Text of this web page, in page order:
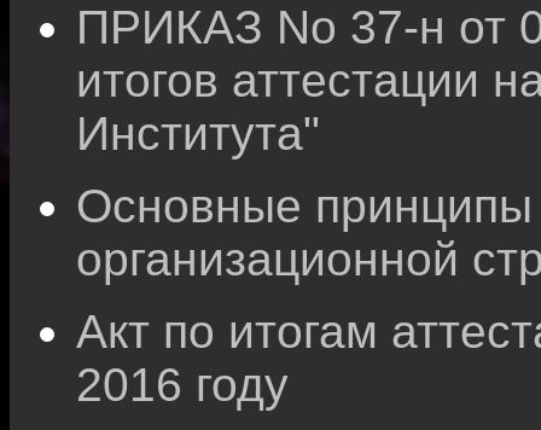
ПРИКАЗ No 37-н от
итогов аттестации
Института"
Основные принципы
организационной
Акт по итогам
2016 году